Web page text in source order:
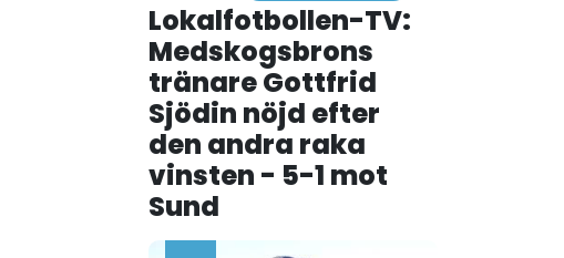
Lokalfotbollen-TV:
Medskogsbrons
tränare Gottfrid
Sjödin nöjd efter
den andra raka
vinsten - 5-1 mot
Sund